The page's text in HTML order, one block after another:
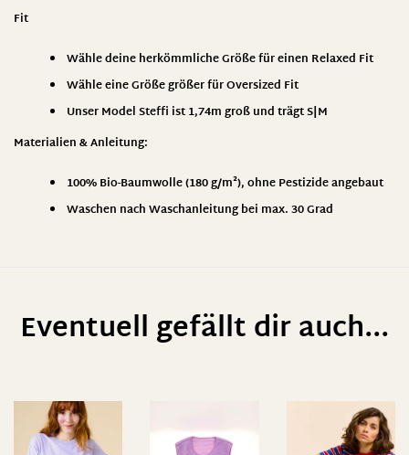
Fit
Wähle deine herkömmliche Größe für einen Relaxed Fit
Wähle eine Größe größer für Oversized Fit
Unser Model Steffi ist 1,74m groß und trägt S|M
Materialien & Anleitung:
100% Bio-Baumwolle (180 g/m²), ohne Pestizide angebaut
Waschen nach Waschanleitung bei max. 30 Grad
Eventuell gefällt dir auch...